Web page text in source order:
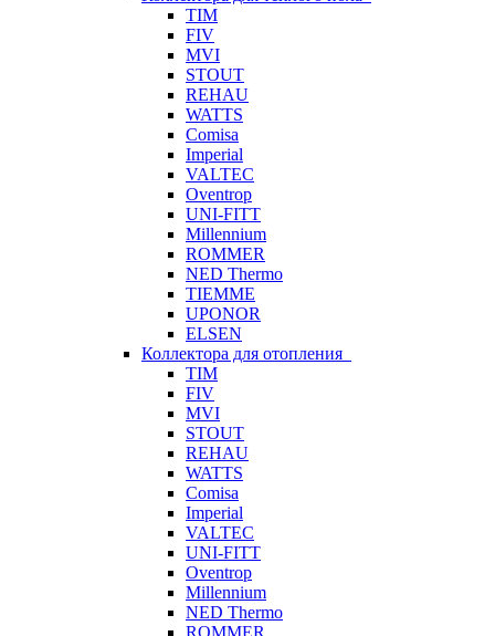
TIM
FIV
MVI
STOUT
REHAU
WATTS
Comisa
Imperial
VALTEC
Oventrop
UNI-FITT
Millennium
ROMMER
NED Thermo
TIEMME
UPONOR
ELSEN
Коллектора для отопления
TIM
FIV
MVI
STOUT
REHAU
WATTS
Comisa
Imperial
VALTEC
UNI-FITT
Oventrop
Millennium
NED Thermo
ROMMER